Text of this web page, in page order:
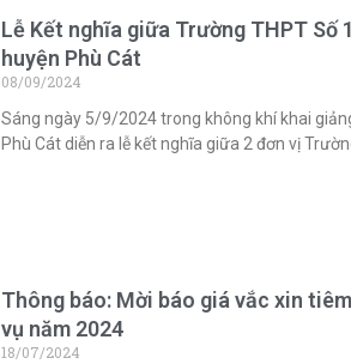
Lễ Kết nghĩa giữa Trường THPT Số
huyện Phù Cát
08/09/2024
Sáng ngày 5/9/2024 trong không khí khai
Phù Cát diễn ra lễ kết nghĩa giữa 2 đơn vị
Thông báo: Mời báo giá vắc xin
vụ năm 2024
18/07/2024